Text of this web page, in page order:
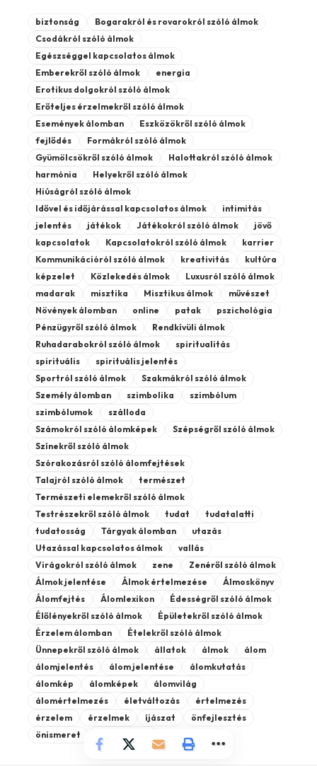
biztonság
Bogarakról és rovarokról szóló álmok
Csodákról szóló álmok
Egészséggel kapcsolatos álmok
Emberekről szóló álmok
energia
Erotikus dolgokról szóló álmok
Erőteljes érzelmekről szóló álmok
Események álomban
Eszközökről szóló álmok
fejlődés
Formákról szóló álmok
Gyümölcsökről szóló álmok
Halottakról szóló álmok
harmónia
Helyekről szóló álmok
Hiúságról szóló álmok
Idővel és időjárással kapcsolatos álmok
intimitás
jelentés
játékok Játékokról szóló álmok
jövő
kapcsolatok
Kapcsolatokról szóló álmok
karrier
Kommunikációról szóló álmok
kreativitás
kultúra
képzelet
Közlekedés álmok
Luxusról szóló álmok
madarak
misztika Misztikus álmok
művészet
Növények álomban
online patak
pszichológia
Pénzügyről szóló álmok
Rendkívüli álmok
Ruhadarabokról szóló álmok
spiritualitás
spirituális
spirituális jelentés
Sportról szóló álmok
Szakmákról szóló álmok
Személy álomban
szimbolika
szimbólum
szimbólumok
szálloda
Számokról szóló álomképek
Szépségről szóló álmok
Színekről szóló álmok
Szórakozásról szóló álomfejtések
Talajról szóló álmok
természet
Természeti elemekről szóló álmok
Testrészekről szóló álmok
tudat
tudatalatti
tudatosság
Tárgyak álomban
utazás
Utazással kapcsolatos álmok
vallás
Virágokról szóló álmok
zene
Zenéről szóló álmok
Álmok jelentése
Álmok értelmezése
Álmoskönyv
Álomfejtés
Álomlexikon
Édességről szóló álmok
Élőlényekről szóló álmok
Épületekről szóló álmok
Érzelem álomban
Ételekről szóló álmok
Ünnepekről szóló álmok
állatok álmok
álom
álomjelentés
álom jelentése
álomkutatás
álomkép
álomképek
álomvilág
álomértelmezés
életváltozás
értelmezés
érzelem
érzelmek íjászat
önfejlesztés
önismeret